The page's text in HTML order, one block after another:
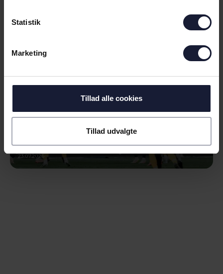
Statistik
Marketing
Tillad alle cookies
Tillad udvalgte
SÆSONEN
23.07.2026